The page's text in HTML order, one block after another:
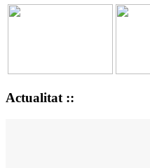
Actualitat ::